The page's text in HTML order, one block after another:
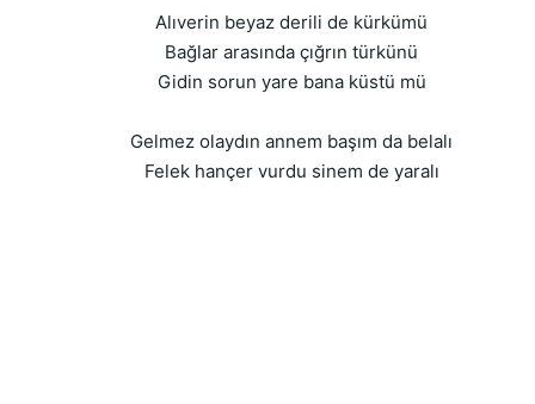
Alıverin beyaz derili de kürkümü
Bağlar arasında çığrın türkünü
Gidin sorun yare bana küstü mü
Gelmez olaydın annem başım da belalı
Felek hançer vurdu sinem de yaralı